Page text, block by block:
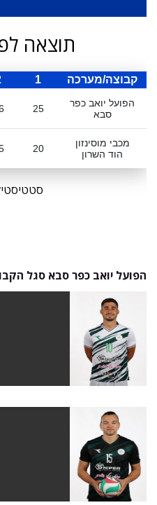
תוצאה
קבוצה/מערכה 1
הפועל יואב כפר
סבא
25
מכבי מוסינזון
הוד השרון
20
הפועל יואב כפר סבא סגל